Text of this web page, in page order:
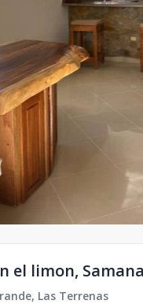
el limon, Samana
, Las Terrenas